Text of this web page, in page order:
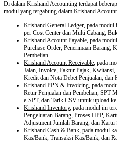
Di dalam Krishand Accounting terdapat
modul yang tergabung dalam Krishand
Krishand General Ledger , pada
per Cost Center dan Multi Cabang,
Krishand Account Payable , pada
Purchase Order, Penerimaan Barang,
Pembelian
Krishand Account Receivable , pada
Jalan, Invoice, Faktur Pajak, Kwitansi,
Kredit dan Nota Debet Penjualan, dan
Krishand PPN & Invoicing , pada
Retur Penjualan dan Pembelian, SPT
e-SPT, dan Tarik CSV untuk upload
Krishand Inventory, pada modul ini
Pengeluaran Barang, Proses HPP,
Adjustment Jumlah Barang, dan Kartu
Krishand Cash & Bank , pada modul
Kas/Bank, Transaksi Kas/Bank, dan